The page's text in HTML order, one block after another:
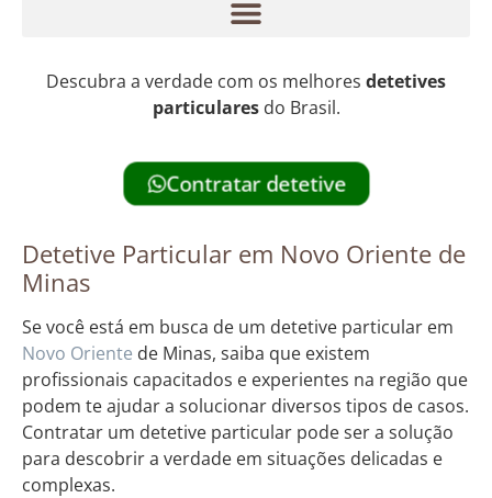
Descubra a verdade com os melhores detetives
particularesdo Brasil.
Contratar detetive
Detetive Particular em Novo Oriente de
Minas
Se você está em busca de um detetive particular em
Novo Oriente de Minas, saiba que existem
profissionais capacitados e experientes na região que
podem te ajudar a solucionar diversos tipos de casos.
Contratar um detetive particular pode ser a solução
para descobrir a verdade em situações delicadas e
complexas.